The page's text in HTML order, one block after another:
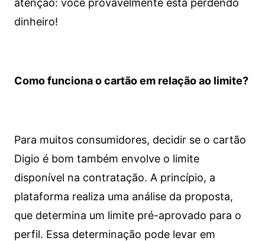
atenção: você provavelmente está perdendo
dinheiro!
Como funciona o cartão em relação ao limite?
Para muitos consumidores, decidir se o cartão
Digio é bom também envolve o limite
disponível na contratação. A princípio, a
plataforma realiza uma análise da proposta,
que determina um limite pré-aprovado para o
perfil. Essa determinação pode levar em